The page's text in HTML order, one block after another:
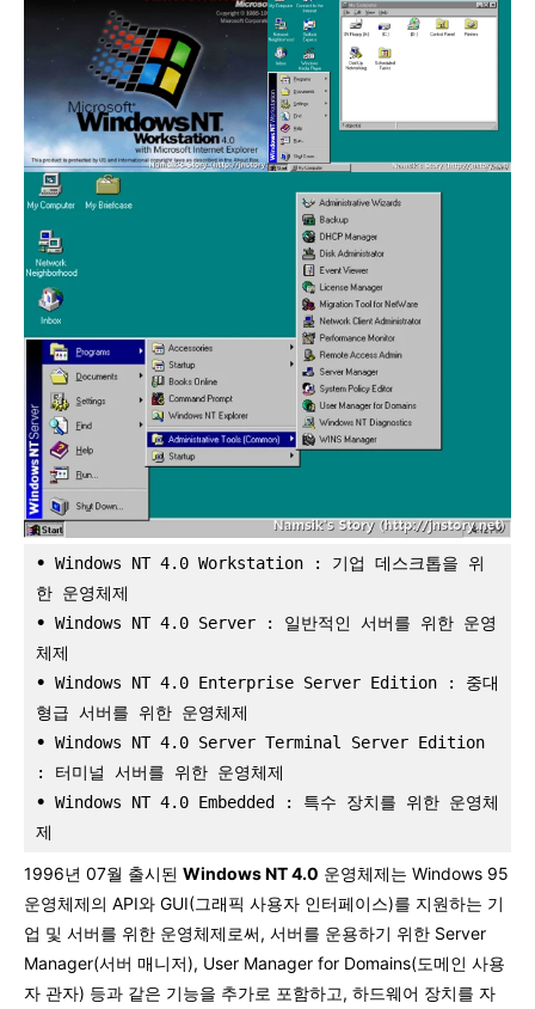
• Windows NT 4.0 Workstation : 기업 데스크톱을 위
한 운영체제
• Windows NT 4.0 Server : 일반적인 서버를 위한 운영
체제
• Windows NT 4.0 Enterprise Server Edition : 중대
형급 서버를 위한 운영체제
• Windows NT 4.0 Server Terminal Server Edition
: 터미널 서버를 위한 운영체제
• Windows NT 4.0 Embedded : 특수 장치를 위한 운영체
제
1996년 07월 출시된 Windows NT 4.0 운영체제는 Windows 95
운영체제의 API와 GUI(그래픽 사용자 인터페이스)를 지원하는 기
업 및 서버를 위한 운영체제로써, 서버를 운용하기 위한 Server
Manager(서버 매니저), User Manager for Domains(도메인 사용
자 관자) 등과 같은 기능을 추가로 포함하고, 하드웨어 장치를 자